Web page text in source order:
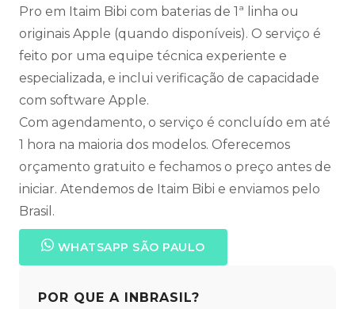
Pro em Itaim Bibi com baterias de 1ª linha ou
originais Apple (quando disponíveis). O serviço é
feito por uma equipe técnica experiente e
especializada, e inclui verificação de capacidade
com software Apple.
Com agendamento, o serviço é concluído em até
1 hora na maioria dos modelos. Oferecemos
orçamento gratuito e fechamos o preço antes de
iniciar. Atendemos de Itaim Bibi e enviamos pelo
Brasil.
WHATSAPP SÃO PAULO
POR QUE A INBRASIL?